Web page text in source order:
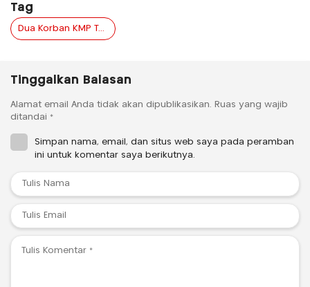
Tag
Dua Korban KMP Tunu Pratama Jaya Teridentifikasi Warga Bali dan Banyuwangi
Tinggalkan Balasan
Alamat email Anda tidak akan dipublikasikan. Ruas yang wajib
ditandai *
Simpan nama, email, dan situs web saya pada peramban
ini untuk komentar saya berikutnya.